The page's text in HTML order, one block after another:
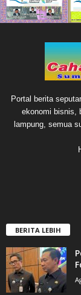
Portal berita
ekonomi bisnis,
lampung, semua
BERITA LEBIH